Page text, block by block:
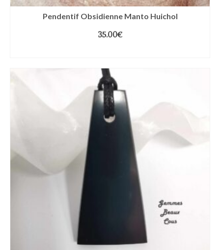
Pendentif Obsidienne Manto Huichol
35.00€